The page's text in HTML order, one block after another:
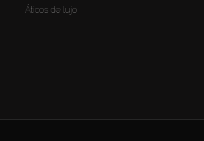
Áticos de lujo